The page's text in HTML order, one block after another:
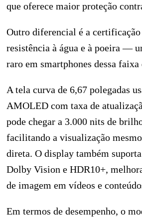
que oferece maior proteção
Outro diferencial é a certificação
resistência à água e à poeira —
raro em smartphones dessa faixa
A tela curva de 6,67 polegadas
AMOLED com taxa de
pode chegar a 3.000 nits de
facilitando a visualização
direta. O display também
Dolby Vision e HDR10+,
de imagem em vídeos e
Em termos de desempenho, o